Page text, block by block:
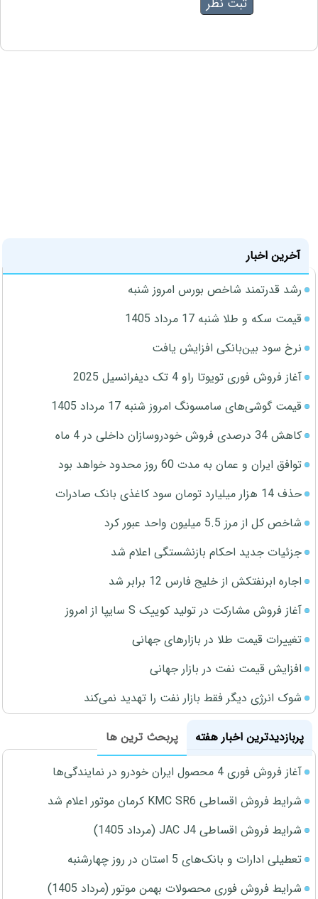
آخرین اخبار
رشد قدرتمند شاخص بورس امروز شنبه
قیمت سکه و طلا شنبه 17 مرداد 1405
نرخ سود بین‌بانکی افزایش یافت
آغاز فروش فوری تویوتا راو 4 تک دیفرانسیل 2025
قیمت گوشی‌های سامسونگ امروز شنبه 17 مرداد 1405
کاهش 34 درصدی فروش خودروسازان داخلی در 4 ماه
توافق ایران و عمان به مدت 60 روز محدود خواهد بود
حذف 14 هزار میلیارد تومان سود کاغذی بانک صادرات
شاخص کل از مرز 5.5 میلیون واحد عبور کرد
جزئیات جدید احکام بازنشستگی اعلام شد
اجاره ابرنفتکش از خلیج فارس 12 برابر شد
آغاز فروش مشارکت در تولید کوییک S سایپا از امروز
تغییرات قیمت طلا در بازارهای جهانی
افزایش قیمت نفت در بازار جهانی
شوک انرژی دیگر فقط بازار نفت را تهدید نمی‌کند
پربازدیدترین اخبار هفته
پربحث ترین ها
آغاز فروش فوری 4 محصول ایران خودرو در نمایندگی‌ها
شرایط فروش اقساطی KMC SR6 کرمان موتور اعلام شد
شرایط فروش اقساطی JAC J4 (مرداد 1405)
تعطیلی ادارات و بانک‌های 5 استان در روز چهارشنبه
شرایط فروش فوری محصولات بهمن موتور (مرداد 1405)